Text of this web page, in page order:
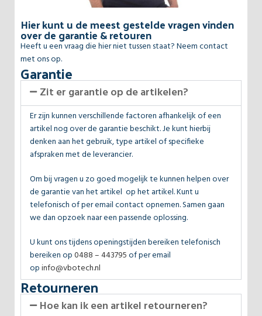
Hier kunt u de meest gestelde vragen vinden
over de garantie & retouren
Heeft u een vraag die hier niet tussen staat? Neem contact
met ons op.
Garantie
Zit er garantie op de artikelen?
Er zijn kunnen verschillende factoren afhankelijk of een
artikel nog over de garantie beschikt. Je kunt hierbij
denken aan het gebruik, type artikel of specifieke
afspraken met de leverancier.
Om bij vragen u zo goed mogelijk te kunnen helpen over
de garantie van het artikel op het artikel. Kunt u
telefonisch of per email contact opnemen. Samen gaan
we dan opzoek naar een passende oplossing.
U kunt ons tijdens openingstijden bereiken telefonisch
bereiken op0488 – 443795of per email
opinfo@vbotech.nl
Retourneren
Hoe kan ik een artikel retourneren?